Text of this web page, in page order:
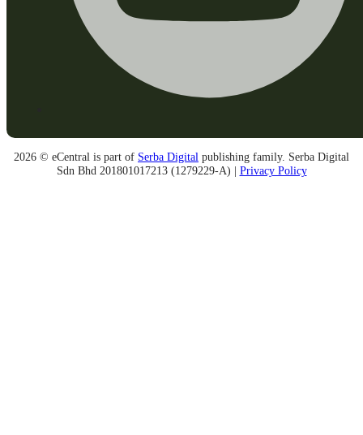
2026 © eCentral is part of Serba Digital publishing family. Serba Digital
Sdn Bhd 201801017213 (1279229-A) | Privacy Policy